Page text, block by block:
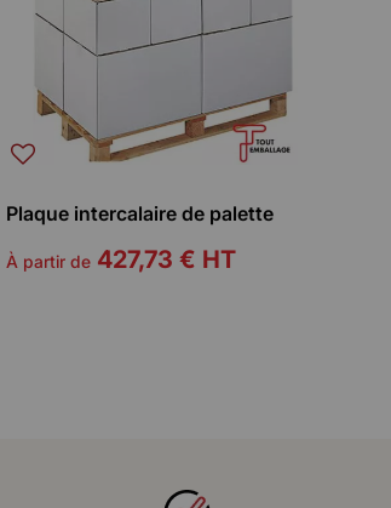
Plaque intercalaire de palette
À partir de 427,73 € HT